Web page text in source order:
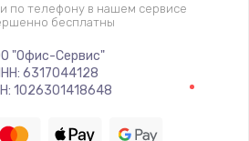
по телефону в нашем сервисе
бесплатны
"Офис-Сервис"
6317044128
1026301418648